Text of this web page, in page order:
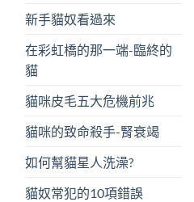
新手貓奴看過來
在彩虹橋的那一端-臨終的
貓
貓咪皮毛五大危機前兆
貓咪的致命殺手-腎衰竭
如何幫貓星人洗澡?
貓奴常犯的10項錯誤